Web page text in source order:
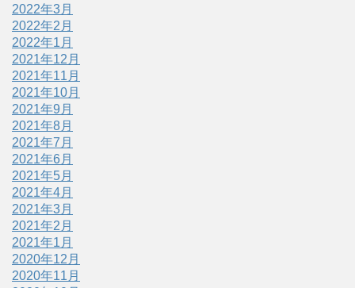
2022年3月
2022年2月
2022年1月
2021年12月
2021年11月
2021年10月
2021年9月
2021年8月
2021年7月
2021年6月
2021年5月
2021年4月
2021年3月
2021年2月
2021年1月
2020年12月
2020年11月